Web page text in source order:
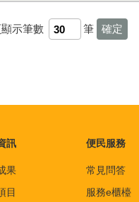
示筆數 筆
訊
果
目
便民服務
常見問答
服務e櫃檯